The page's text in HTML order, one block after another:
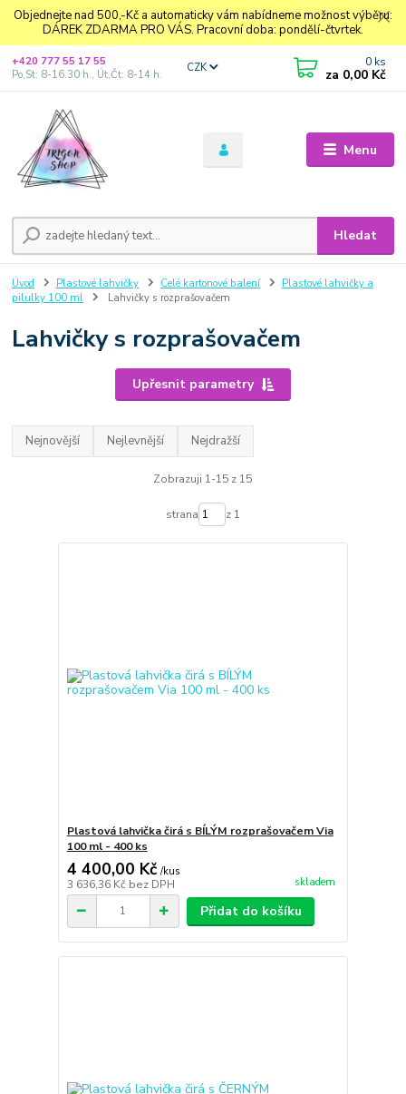
Objednejte nad 500,-Kč a automaticky vám nabídneme možnost výběru:
DÁREK ZDARMA PRO VÁS. Pracovní doba: pondělí-čtvrtek.
Menu
CZK
Hledat
+420 777 55 17 55
Po,St: 8-16.30 h., Út,Čt: 8-14 h.
0 ks
za 0,00 Kč
Úvod Plastové lahvičky Celé kartonové balení
Plastové lahvičky a
pilulky 100 ml
Lahvičky s rozprašovačem
Lahvičky s rozprašovačem
Upřesnit parametry
Nejnovější Nejlevnější Nejdražší
Zobrazuji 1-15 z 15
strana z 1
Plastová lahvička čirá s BÍLÝM rozprašovačem Via
100 ml - 400 ks
4 400,00 Kč /kus
3 636,36 Kč bez DPH skladem
Přidat do košíku